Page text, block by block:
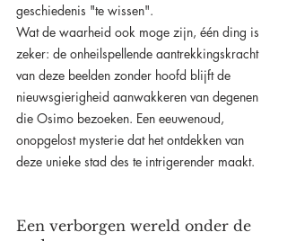
geschiedenis "te wissen".
Wat de waarheid ook moge zijn, één ding is
zeker: de onheilspellende aantrekkingskracht
van deze beelden zonder hoofd blijft de
nieuwsgierigheid aanwakkeren van degenen
die Osimo bezoeken. Een eeuwenoud,
onopgelost mysterie dat het ontdekken van
deze unieke stad des te intrigerender maakt.
Een verborgen wereld onder de